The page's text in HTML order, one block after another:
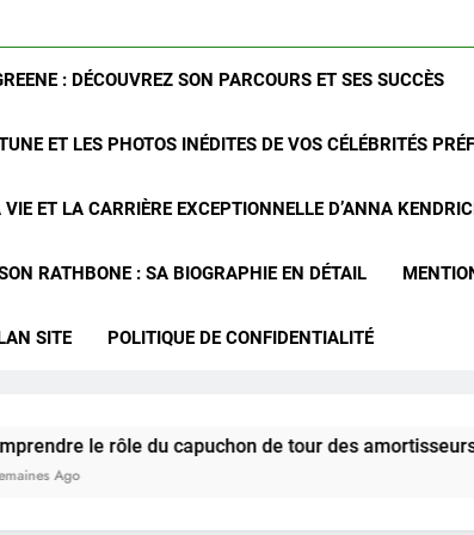
: DÉCOUVREZ SON PARCOURS ET SES SUCCÈS
ET LES PHOTOS INÉDITES DE VOS CÉLÉBRITÉS
VIE ET LA CARRIÈRE EXCEPTIONNELLE D’ANNA
RATHBONE : SA BIOGRAPHIE EN DÉTAIL
SITE POLITIQUE DE CONFIDENTIALITÉ
du capuchon de tour des amortisseurs avant du